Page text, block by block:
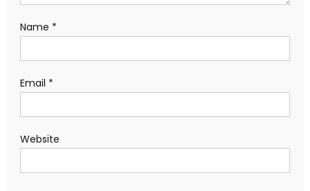
Name *
Email *
Website